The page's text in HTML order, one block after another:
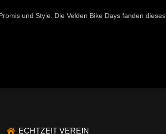
und Style. Die Velden Bike Days fanden dieses
ECHTZEIT VEREIN